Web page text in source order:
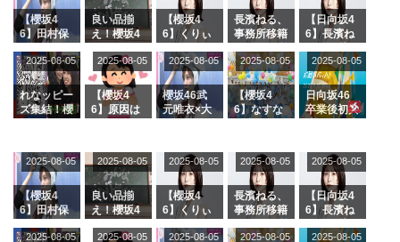
【櫻坂4
6】田村保
ージを脱い
でいた理由
良い品揃
え！櫻坂4
グル『Mak
e or Brea
k』オフィ
シャルグッ
ズ絶賛販売
【櫻坂4
6】くりぃ
の2人を手
玉に取る大
沼晶保【く
りぃむナン
タラ】
長濱ねる、
事務所移籍
属を発表
【日向坂4
6】長濱ね
ら移籍しフ
ラーム所属
に。これで
事務所に所
属している
がこちら
れなッピー
ズ集結！櫻
理子、8/6
「ラヴィッ
ト！」水曜
スタジオ出
演決定
2025-08-05
【櫻坂4
6】原因は
uddiesを
ざわつかせ
る...
2025-08-05
櫻坂46武
元唯衣×大
カップお姉
さんに恐怖
【くりぃむ
ナンタラ】
2025-08-05
【櫻坂4
6】なすな
2曲目っ
て...【ラヴ
ィット 東
京ドーム公
演】
2025-08-05
日向坂46
卒業後初共
師匠オード
リー若林さ
んと再会し
た結果･･･
【激レアさ
きた。】
2025-08-05
【櫻坂4
6】田村保
ージを脱い
2025-08-05
良い品揃
え！櫻坂4
グル『Mak
2025-08-05
【櫻坂4
6】くりぃ
の2人を手
2025-08-05
長濱ねる、
事務所移籍
属を発表
2025-08-05
【日向坂4
6】長濱ね
ら移籍しフ
2025-08-05
2025-08-05 2025-08-05 2025-08-05 2025-08-05 2025-08-05